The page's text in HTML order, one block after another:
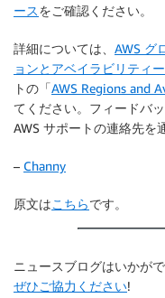
ースをご確認ください。
詳細については、 AWS グ
ョンとアベイラビリティ
トの「AWS Regions and
てください。フィードバッ
AWS サポートの連絡先を
– Channy
原文はこちらです。
ニュースブログはいかが
ぜひご協力ください!